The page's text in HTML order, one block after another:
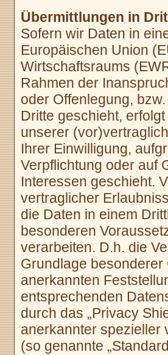
Übermittlungen in
Sofern wir Daten in
Europäischen Union
Wirtschaftsraums
Rahmen der
oder Offenlegung,
Dritte geschieht,
unserer
Ihrer Einwilligung,
Verpflichtung oder auf
Interessen geschieht.
vertraglicher
die Daten in einem
besonderen
verarbeiten. D.h. die
Grundlage
anerkannten
entsprechenden
durch das „Privacy
anerkannter spezieller
(so genannte